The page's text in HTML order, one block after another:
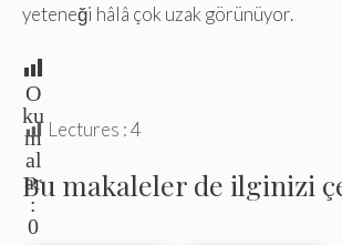
yeteneği hâlâ çok uzak görünüyor.
O
ku
m
al
ar
:
0
Lectures :4
Bu makaleler de ilginizi